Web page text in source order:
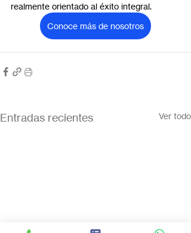
realmente orientado al éxito integral.
Conoce más de nosotros
Entradas recientes Ver todo